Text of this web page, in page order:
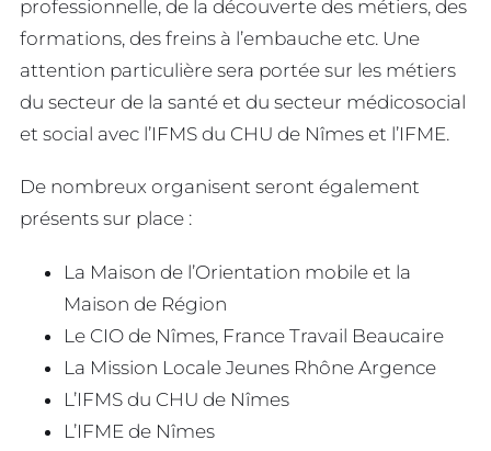
professionnelle, de la découverte des métiers, des
formations, des freins à l’embauche etc. Une
attention particulière sera portée sur les métiers
du secteur de la santé et du secteur médicosocial
et social avec l’IFMS du CHU de Nîmes et l’IFME.
De nombreux organisent seront également
présents sur place :
La Maison de l’Orientation mobile et la
Maison de Région
Le CIO de Nîmes, France Travail Beaucaire
La Mission Locale Jeunes Rhône Argence
L’IFMS du CHU de Nîmes
L’IFME de Nîmes